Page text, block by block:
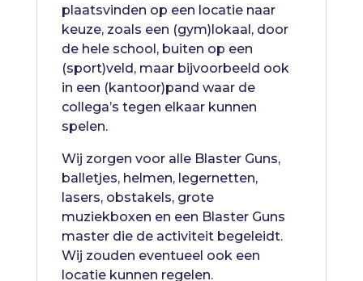
plaatsvinden op een locatie naar
keuze, zoals een (gym)lokaal, door
de hele school, buiten op een
(sport)veld, maar bijvoorbeeld ook
in een (kantoor)pand waar de
collega’s tegen elkaar kunnen
spelen.
Wij zorgen voor alle Blaster Guns,
balletjes, helmen, legernetten,
lasers, obstakels, grote
muziekboxen en een Blaster Guns
master die de activiteit begeleidt.
Wij zouden eventueel ook een
locatie kunnen regelen.